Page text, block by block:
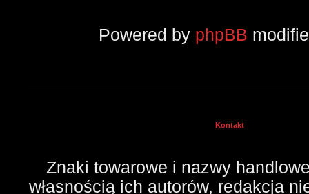
Powered by phpBB
Kontakt
Znaki towarowe i nazwy
własnością ich autorów, redakcja